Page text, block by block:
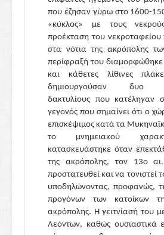
που έζησαν γύρω στο 1600-
«κύκλος» με τους
προέκταση του νεκροταφείου
στα νότια της ακρόπολης
περίφραξή του διαμορφώθηκε
και κάθετες λίθινες
δημιουργούσαν δυο
δακτυλίους που κατέληγαν
γεγονός που σημαίνει ότι ο
επισκέψιμος κατά τα
το μνημειακού
κατασκευάστηκε όταν
της ακρόπολης, τον 13ο
προστατευθεί και να τονιστεί
υποδηλώνοντας, προφανώς,
προγόνων των κατοίκων
ακρόπολης. Η γειτνίασή του
Λεόντων, καθώς ουσιαστικά